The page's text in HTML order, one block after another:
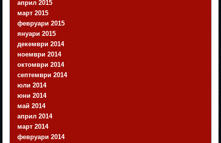
април 2015
март 2015
февруари 2015
януари 2015
декември 2014
ноември 2014
октомври 2014
септември 2014
юли 2014
юни 2014
май 2014
април 2014
март 2014
февруари 2014